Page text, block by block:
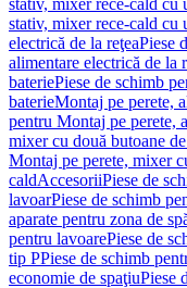
stativ, mixer rece-cald cu
stativ, mixer rece-cald cu
electrică de la reţeaPiese
alimentare electrică de la
bateriePiese de schimb
baterieMontaj pe perete,
pentru Montaj pe perete,
mixer cu două butoane
Montaj pe perete, mixer
caldAccesoriiPiese de
lavoarPiese de schimb
aparate pentru zona de
pentru lavoarePiese de
tip PPiese de schimb
economie de spaţiuPiese